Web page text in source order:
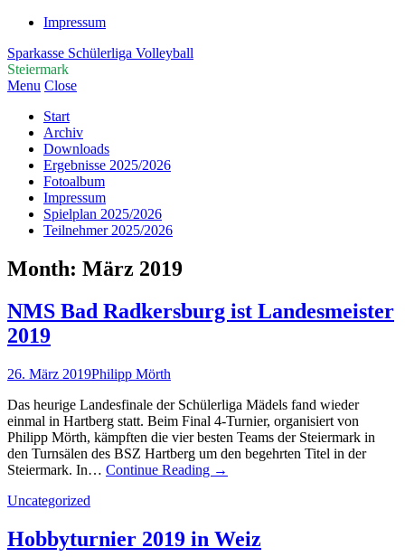
Impressum
Sparkasse Schülerliga Volleyball
Steiermark
Menu Close
Start
Archiv
Downloads
Ergebnisse 2025/2026
Fotoalbum
Impressum
Spielplan 2025/2026
Teilnehmer 2025/2026
Month: März 2019
NMS Bad Radkersburg ist Landesmeister
2019
26. März 2019Philipp Mörth
Das heurige Landesfinale der Schülerliga Mädels fand wieder
einmal in Hartberg statt. Beim Final 4-Turnier, organisiert von
Philipp Mörth, kämpften die vier besten Teams der Steiermark in
den Turnsälen des BSZ Hartberg um den begehrten Titel in der
Steiermark. In… Continue Reading →
Uncategorized
Hobbyturnier 2019 in Weiz